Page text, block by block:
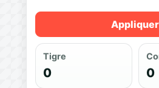
Appliquer
Tigre
0 0